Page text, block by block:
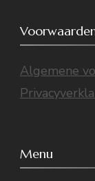
Algemene
Menu